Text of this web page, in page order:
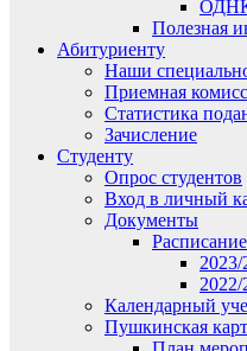
Полезная
Абитуриенту
Наши
Приемная
Статистика
Зачисление
Студенту
Опрос студентов
Вход в личный
Документы
Расписание
Календарный
Пушкинская